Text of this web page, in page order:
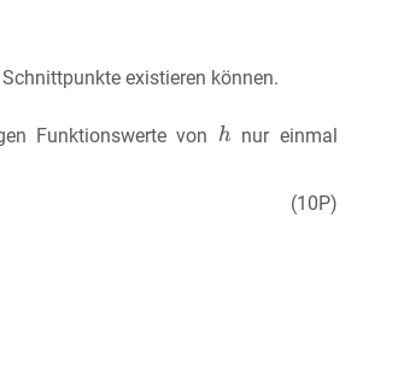
existieren können.
Funktionswerte von
nur einmal
(10P)